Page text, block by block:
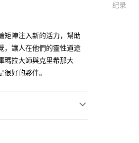
矩陣注入新的活力，幫助
，讓人在他們的靈性道途
瑪拉大師與克里希那大
好的夥伴。
纪录